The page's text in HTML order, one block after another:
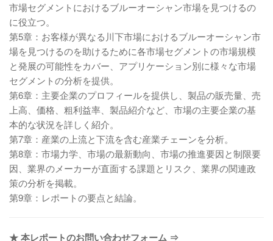
市場セグメントにおけるブルーオーシャン市場を見つけるの
に役立つ。
第5章：お客様が異なる川下市場におけるブルーオーシャン市
場を見つけるのを助けるために各市場セグメントの市場規模
と発展の可能性をカバー、アプリケーション別に様々な市場
セグメントの分析を提供。
第6章：主要企業のプロフィールを提供し、製品の販売量、売
上高、価格、粗利益率、製品紹介など、市場の主要企業の基
本的な状況を詳しく紹介。
第7章：産業の上流と下流を含む産業チェーンを分析。
第8章：市場力学、市場の最新動向、市場の推進要因と制限要
因、業界のメーカーが直面する課題とリスク、業界の関連政
策の分析を掲載。
第9章：レポートの要点と結論。
★ 本レポートのお問い合わせフォーム ⇒